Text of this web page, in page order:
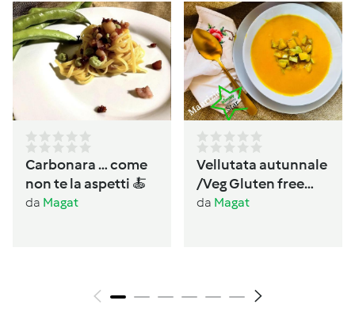
Carbonara … come
non te la aspetti 🍝
da Magat
Vellutata autunnale
/Veg Gluten free
Lactos free
da Magat